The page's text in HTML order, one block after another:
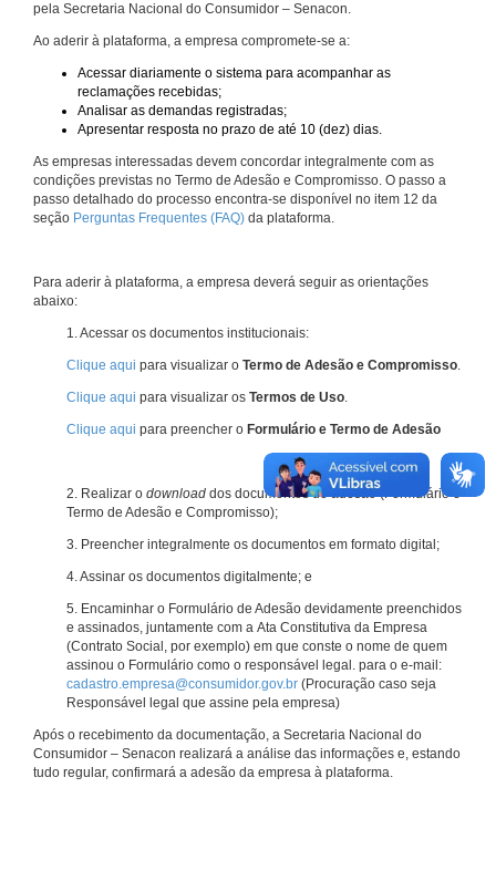
pela Secretaria Nacional do Consumidor – Senacon.
Ao aderir à plataforma, a empresa compromete-se a:
Acessar diariamente o sistema para acompanhar as
reclamações recebidas;
Analisar as demandas registradas;
Apresentar resposta no prazo de até 10 (dez) dias.
As empresas interessadas devem concordar integralmente com as
condições previstas no Termo de Adesão e Compromisso. O passo a
passo detalhado do processo encontra-se disponível no item 12 da
seção Perguntas Frequentes (FAQ) da plataforma.
Para aderir à plataforma, a empresa deverá seguir as orientações
abaixo:
1. Acessar os documentos institucionais:
Clique aqui para visualizar o Termo de Adesão e Compromisso.
Clique aqui para visualizar os Termos de Uso.
Clique aqui para preencher o Formulário e Termo de Adesão
2. Realizar o download dos documentos de adesão (Formulário e
Termo de Adesão e Compromisso);
3. Preencher integralmente os documentos em formato digital;
4. Assinar os documentos digitalmente; e
5. Encaminhar o Formulário de Adesão devidamente preenchidos
e assinados, juntamente com a Ata Constitutiva da Empresa
(Contrato Social, por exemplo) em que conste o nome de quem
assinou o Formulário como o responsável legal. para o e-mail:
cadastro.empresa@consumidor.gov.br (Procuração caso seja
Responsável legal que assine pela empresa)
Após o recebimento da documentação, a Secretaria Nacional do
Consumidor – Senacon realizará a análise das informações e, estando
tudo regular, confirmará a adesão da empresa à plataforma.